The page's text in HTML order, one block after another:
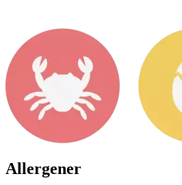
Allergener